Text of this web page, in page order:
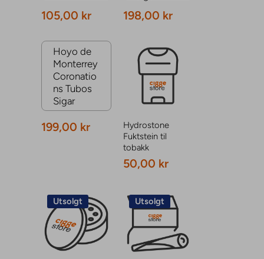
105,00 kr 198,00 kr
Hoyo de
Monterrey
Coronatio
ns Tubos
Sigar
199,00 kr
Hydrostone
Fuktstein til
tobakk
50,00 kr
Utsolgt Utsolgt